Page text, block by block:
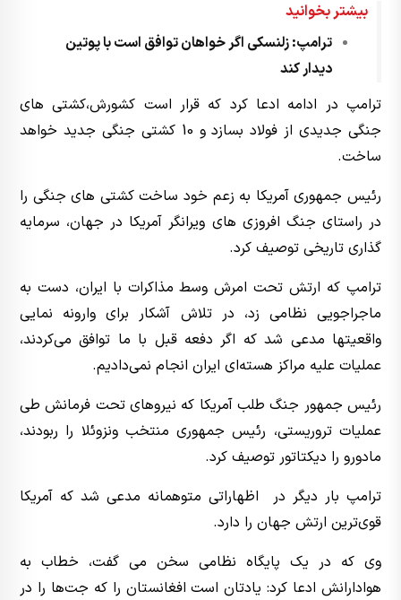
بیشتر بخوانید
ترامپ: زلنسکی اگر خواهان توافق است با پوتین
دیدار کند
ترامپ در ادامه ادعا کرد که قرار است کشورش،‌کشتی های
جنگی جدیدی از فولاد بسازد و 10 کشتی جنگی جدید خواهد
ساخت.
رئیس جمهوری آمریکا به زعم خود ساخت کشتی های جنگی را
در راستای جنگ افروزی های ویرانگر آمریکا در جهان، سرمایه
گذاری تاریخی توصیف کرد.
ترامپ که ارتش تحت امرش وسط مذاکرات با ایران، دست به
ماجراجویی نظامی زد، در تلاش آشکار برای وارونه نمایی
واقعیتها مدعی شد که اگر دفعه قبل با ما توافق می‌کردند،
عملیات علیه مراکز هسته‌ای ایران انجام نمی‌دادیم.
رئیس جمهور جنگ طلب آمریکا که نیروهای تحت فرمانش طی
عملیات تروریستی، رئیس جمهوری منتخب ونزوئلا را ربودند،
مادورو را دیکتاتور توصیف کرد.
ترامپ بار دیگر در اظهاراتی متوهمانه مدعی شد که آمریکا
قوی‌ترین ارتش جهان را دارد.
وی که در یک پایگاه نظامی سخن می گفت، خطاب به
هوادارانش ادعا کرد: یادتان است افغانستان را که جت‌ها را در